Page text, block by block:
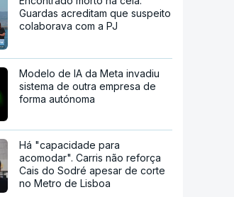
Guardas acreditam que suspeito
colaborava com a PJ
Modelo de IA da Meta invadiu
sistema de outra empresa de
forma autónoma
Há "capacidade para
acomodar". Carris não reforça
Cais do Sodré apesar de corte
no Metro de Lisboa